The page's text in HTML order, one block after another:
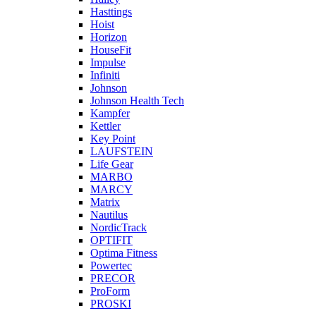
Hasttings
Hoist
Horizon
HouseFit
Impulse
Infiniti
Johnson
Johnson Health Tech
Kampfer
Kettler
Key Point
LAUFSTEIN
Life Gear
MARBO
MARCY
Matrix
Nautilus
NordicTrack
OPTIFIT
Optima Fitness
Powertec
PRECOR
ProForm
PROSKI